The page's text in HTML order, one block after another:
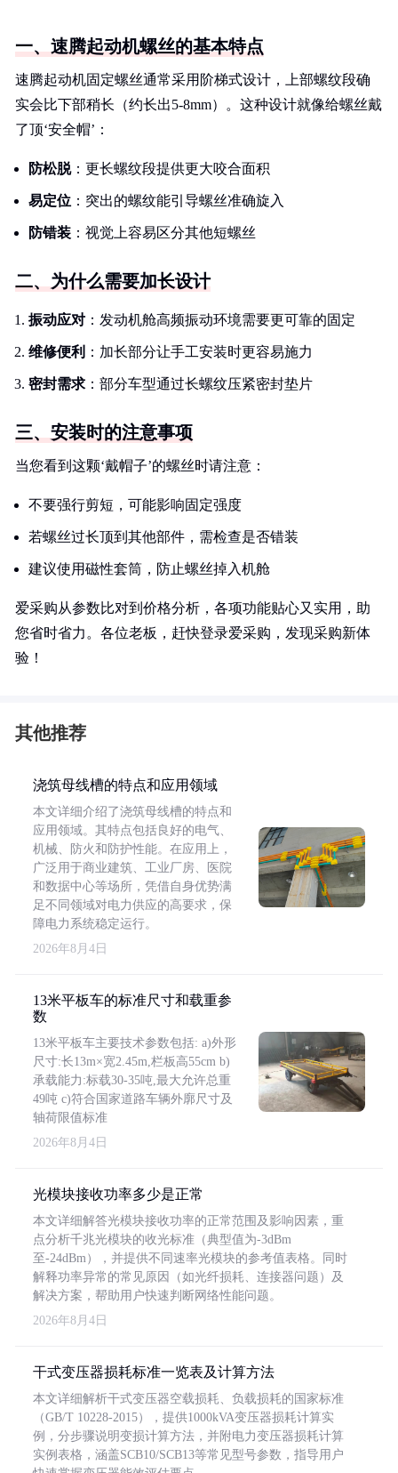
一、速腾起动机螺丝的基本特点
速腾起动机固定螺丝通常采用阶梯式设计，上部螺纹段确
实会比下部稍长（约长出5-8mm）。这种设计就像给螺丝戴
了顶‘安全帽’：
防松脱：更长螺纹段提供更大咬合面积
易定位 ：突出的螺纹能引导螺丝准确旋入
防错装 ：视觉上容易区分其他短螺丝
二、为什么需要加长设计
振动应对 ：发动机舱高频振动环境需要更可靠的固定
维修便利 ：加长部分让手工安装时更容易施力
密封需求 ：部分车型通过长螺纹压紧密封垫片
三、安装时的注意事项
当您看到这颗‘戴帽子’的螺丝时请注意：
不要强行剪短，可能影响固定强度
若螺丝过长顶到其他部件，需检查是否错装
建议使用磁性套筒，防止螺丝掉入机舱
爱采购从参数比对到价格分析，各项功能贴心又实用，助
您省时省力。各位老板，赶快登录爱采购，发现采购新体
验！
其他推荐
浇筑母线槽的特点和应用领域
本文详细介绍了浇筑母线槽的特点和
应用领域。其特点包括良好的电气、
机械、防火和防护性能。在应用上，
广泛用于商业建筑、工业厂房、医院
和数据中心等场所，凭借自身优势满
足不同领域对电力供应的高要求，保
障电力系统稳定运行。
2026年8月4日
13米平板车的标准尺寸和载重参
数
13米平板车主要技术参数包括: a)外形
尺寸:长13m×宽2.45m,栏板高55cm b)
承载能力:标载30-35吨,最大允许总重
49吨 c)符合国家道路车辆外廓尺寸及
轴荷限值标准
2026年8月4日
光模块接收功率多少是正常
本文详细解答光模块接收功率的正常范围及影响因素，重
点分析千兆光模块的收光标准（典型值为-3dBm
至-24dBm），并提供不同速率光模块的参考值表格。同时
解释功率异常的常见原因（如光纤损耗、连接器问题）及
解决方案，帮助用户快速判断网络性能问题。
2026年8月4日
干式变压器损耗标准一览表及计算方法
本文详细解析干式变压器空载损耗、负载损耗的国家标准
（GB/T 10228-2015），提供1000kVA变压器损耗计算实
例，分步骤说明变损计算方法，并附电力变压器损耗计算
实例表格，涵盖SCB10/SCB13等常见型号参数，指导用户